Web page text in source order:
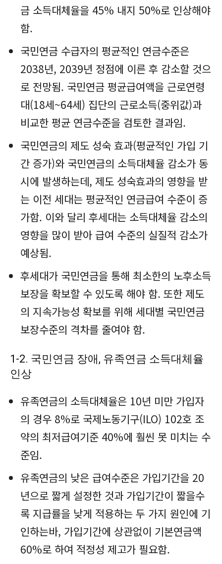
금 소득대체율을 45% 내지 50%로 인상해야
함.
국민연금 수급자의 평균적인 연금수준은
2038년, 2039년 정점에 이른 후 감소할 것으
로 전망됨. 국민연금 평균급여액을 근로연령
대(18세~64세) 집단의 근로소득(중위값)과
비교한 평균 연금수준을 검토한 결과임.
국민연금의 제도 성숙 효과(평균적인 가입 기
간 증가)와 국민연금의 소득대체율 감소가 동
시에 발생하는데, 제도 성숙효과의 영향을 받
는 이전 세대는 평균적인 연금급여 수준이 증
가함. 이와 달리 후세대는 소득대체율 감소의
영향을 많이 받아 급여 수준의 실질적 감소가
예상됨.
후세대가 국민연금을 통해 최소한의 노후소득
보장을 확보할 수 있도록 해야 함. 또한 제도
의 지속가능성 확보를 위해 세대별 국민연금
보장수준의 격차를 줄여야 함.
1-2. 국민연금 장애, 유족연금 소득대체율
인상
유족연금의 소득대체율은 10년 미만 가입자
의 경우 8%로 국제노동기구(ILO) 102호 조
약의 최저급여기준 40%에 훨씬 못 미치는 수
준임.
유족연금의 낮은 급여수준은 가입기간을 20
년으로 짧게 설정한 것과 가입기간이 짧을수
록 지급률을 낮게 적용하는 두 가지 원인에 기
인하는바, 가입기간에 상관없이 기본연금액
60%로 하여 적정성 제고가 필요함.